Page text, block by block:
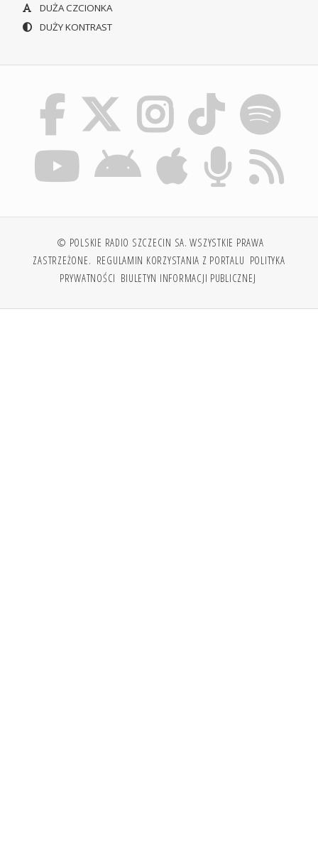
DUŻA CZCIONKA
DUŻY KONTRAST
© POLSKIE RADIO SZCZECIN SA. WSZYSTKIE PRAWA
ZASTRZEŻONE. REGULAMIN KORZYSTANIA Z PORTALU POLITYKA
PRYWATNOŚCI BIULETYN INFORMACJI PUBLICZNEJ